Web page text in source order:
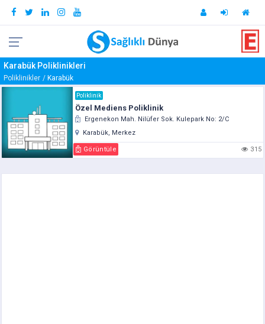
Karabük Poliklinikleri
Poliklinikler Karabük
Poliklinik
Özel Mediens Poliklinik
Ergenekon Mah. Nilüfer Sok. Kulepark No: 2/C
Karabük, Merkez
Görüntüle 315